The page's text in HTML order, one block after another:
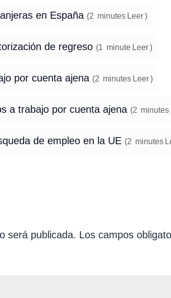
en España (2 minutes Leer )
de regreso (1 minute Leer )
por cuenta ajena (2 minutes Leer )
a trabajo por cuenta ajena (2 minutes
de empleo en la UE (2 minutes
será publicada. Los campos